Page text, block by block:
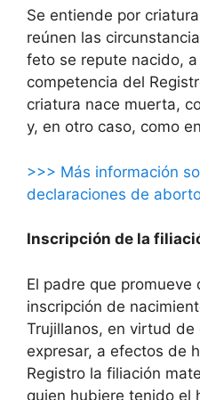
Se entiende por
reúnen las
feto se repute nacido,
competencia del
criatura nace muerta,
y, en otro caso, como
>>> Más información
declaraciones de
Inscripción de la
El padre que promueve
inscripción de
Trujillanos, en virtud
expresar, a efectos de
Registro la filiación
quien hubiere tenido el